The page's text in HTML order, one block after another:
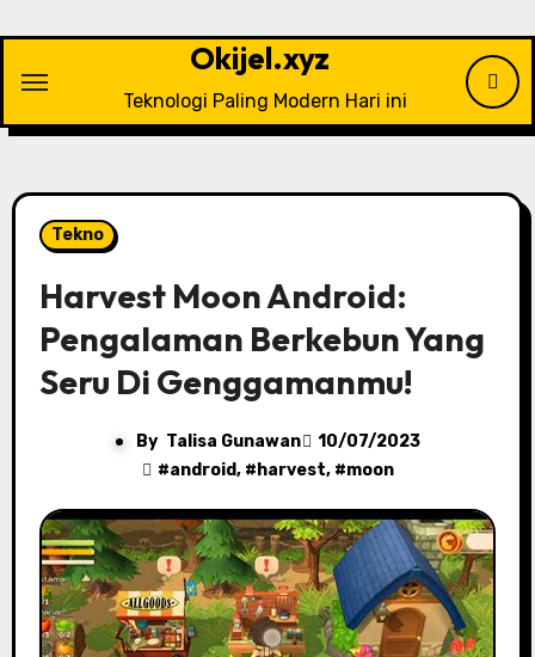
content
Okijel.xyz
Teknologi Paling Modern Hari ini
Tekno
Harvest Moon Android:
Pengalaman Berkebun Yang
Seru Di Genggamanmu!
By Talisa Gunawan
10/07/2023
#android, # harvest, #moon